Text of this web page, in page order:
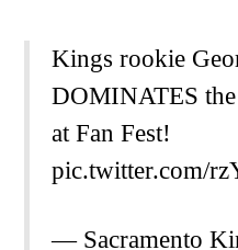
Kings rookie
DOMINATES
at Fan Fest!
pic.twitter.com/
— Sacramento